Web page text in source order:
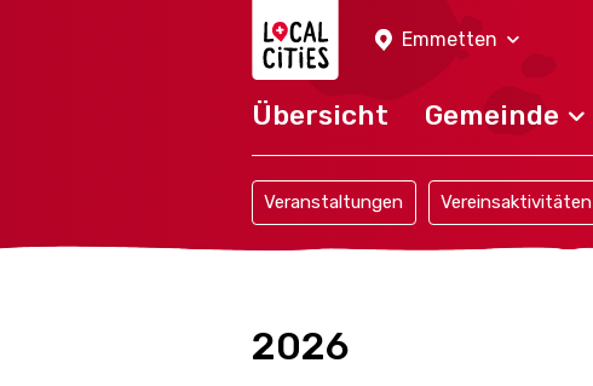
Emmetten
Übersicht Gemeinde
Veranstaltungen Vereinsaktivitäten
2026